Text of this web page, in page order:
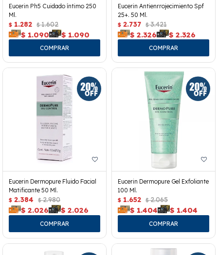
Eucerin Ph5 Cuidado íntimo 250
Ml.
$ 1.282 $ 1.602
$ 1.090 $ 1.090
Eucerin Antienrrojecimiento Spf
25+. 50 Ml.
$ 2.737 $ 3.421
$ 2.326 $ 2.326
Eucerin Dermopure Fluido Facial
Matificante 50 Ml.
$ 2.384 $ 2.980
$ 2.026 $ 2.026
Eucerin Dermopure Gel Exfoliante
100 Ml.
$ 1.652 $ 2.065
$ 1.404 $ 1.404